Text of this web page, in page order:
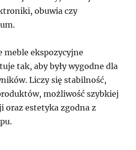
obuwia czy
meble ekspozycyjne
tak, aby były wygodne dla
Liczy się stabilność,
możliwość szybkiej
oraz estetyka zgodna z